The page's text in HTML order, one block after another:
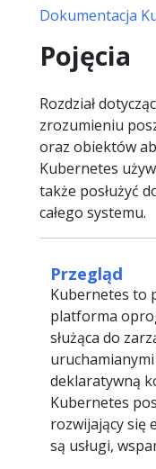
Dokumentacja
Pojęcia
Rozdział
zrozumieniu
oraz obiektów
Kubernetes
także posłużyć
całego systemu.
Przegląd
Kubernetes to
platforma
służąca do
deklaratywną
Kubernetes
rozwijający się
są usługi,